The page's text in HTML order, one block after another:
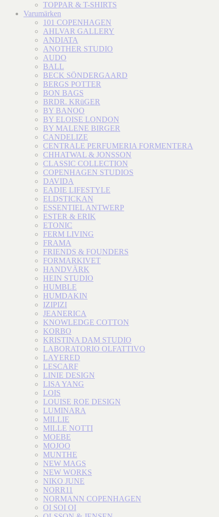
TOPPAR & T-SHIRTS
Varumärken
101 COPENHAGEN
AHLVAR GALLERY
ANDIATA
ANOTHER STUDIO
AUDO
BALL
BECK SÖNDERGAARD
BERGS POTTER
BON BAGS
BRDR. KRüGER
BY BANOO
BY ELOISE LONDON
BY MALENE BIRGER
CANDELIZE
CENTRALE PERFUMERIA FORMENTERA
CHHATWAL & JONSSON
CLASSIC COLLECTION
COPENHAGEN STUDIOS
DAVIDA
EADIE LIFESTYLE
ELDSTICKAN
ESSENTIEL ANTWERP
ESTER & ERIK
ETONIC
FERM LIVING
FRAMA
FRIENDS & FOUNDERS
FORMARKIVET
HANDVÄRK
HEIN STUDIO
HUMBLE
HUMDAKIN
IZIPIZI
JEANERICA
KNOWLEDGE COTTON
KORBO
KRISTINA DAM STUDIO
LABORATORIO OLFATTIVO
LAYERED
LESCARF
LINIE DESIGN
LISA YANG
LOIS
LOUISE ROE DESIGN
LUMINARA
MILLIE
MILLE NOTTI
MOEBE
MOJOO
MUNTHE
NEW MAGS
NEW WORKS
NIKO JUNE
NORR11
NORMANN COPENHAGEN
OI SOI OI